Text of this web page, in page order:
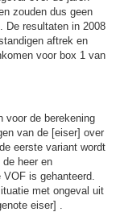
zouden dus geen
De resultaten in 2008
aftrek en
voor box 1 van
voor de berekening
van de [eiser] over
eerste variant wordt
heer en
is gehanteerd.
met ongeval uit
eiser] .